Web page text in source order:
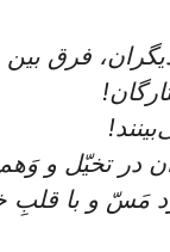
فرق
در تخیّل و
مَسّ و با قلبِ